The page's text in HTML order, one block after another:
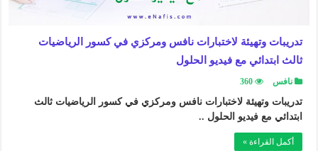
تدريبات وتهيئة لاختبارات نافس ومركزي في كسور الرياضيات
ثالث ابتدائي مع فيديو الحلول
نافس 360
تدريبات وتهيئة لاختبارات نافس ومركزي في كسور الرياضيات ثالث
ابتدائي مع فيديو الحلول ..
أكمل القراءة »